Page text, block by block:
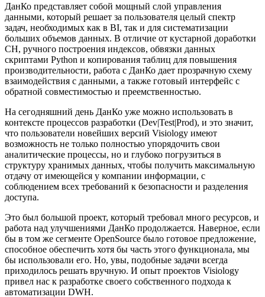
ДанКо представляет собой мощный слой управления
данными, который решает за пользователя целый спектр
задач, необходимых как в BI, так и для систематизации
больших объемов данных. В отличие от кустарной доработки
CH, ручного построения индексов, обвязки данных
скриптами Python и копирования таблиц для повышения
производительности, работа с ДанКо дает прозрачную схему
взаимодействия с данными, а также готовый интерфейс с
обратной совместимостью и преемственностью.
На сегодняшний день ДанКо уже можно использовать в
контексте процессов разработки (Dev|Test|Prod), и это значит,
что пользователи новейших версий Visiology имеют
возможность не только полностью упорядочить свои
аналитические процессы, но и глубоко погрузиться в
структуру хранимых данных, чтобы получить максимальную
отдачу от имеющейся у компании информации, с
соблюдением всех требований к безопасности и разделения
доступа.
Это был большой проект, который требовал много ресурсов, и
работа над улучшениями ДанКо продолжается. Наверное, если
бы в том же сегменте OpenSource было готовое предложение,
способное обеспечить хотя бы часть этого функционала, мы
бы использовали его. Но, увы, подобные задачи всегда
приходилось решать вручную. И опыт проектов Visiology
привел нас к разработке своего собственного подхода к
автоматизации DWH.